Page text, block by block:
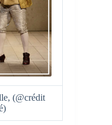
(@crédit